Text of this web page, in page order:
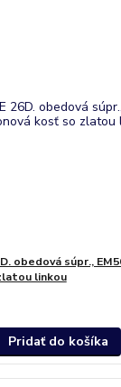
obedová súpr.,
linkou
Pridať do košíka